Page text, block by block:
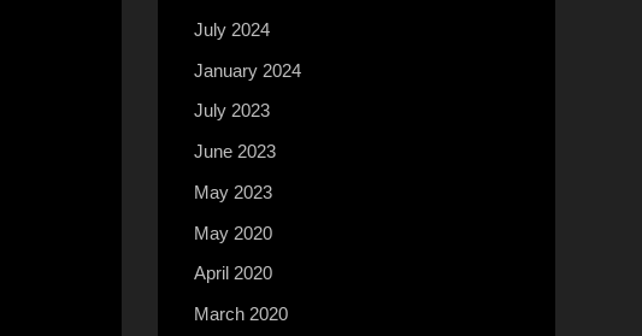
July 2024
January 2024
July 2023
June 2023
May 2023
May 2020
April 2020
March 2020